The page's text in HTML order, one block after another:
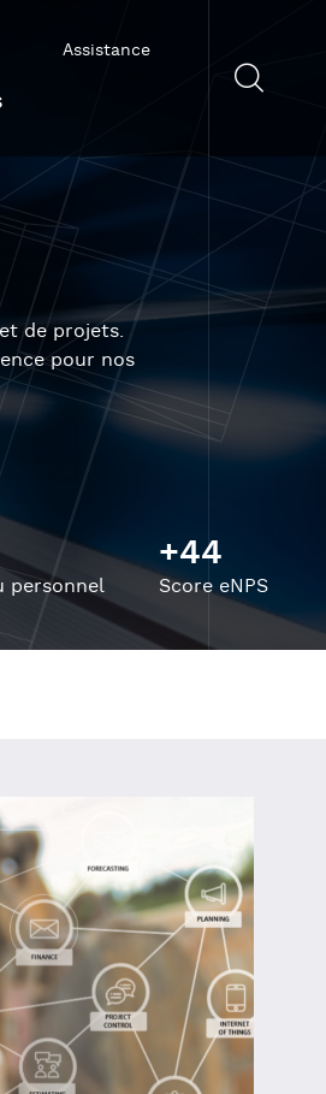
Assistance
de projets.
pour nos
personnel
+44
Score eNPS